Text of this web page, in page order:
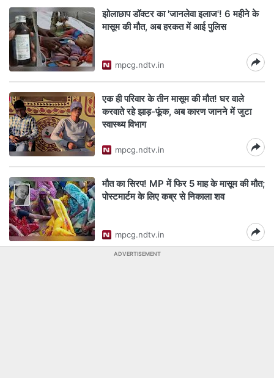
झोलाछाप डॉक्टर का 'जानलेवा इलाज'! 6 महीने के
मासूम की मौत, अब हरकत में आई पुलिस
mpcg.ndtv.in
एक ही परिवार के तीन मासूम की मौत! घर वाले
करवाते रहे झाड़-फूंक, अब कारण जानने में जुटा
स्वास्थ्य विभाग
mpcg.ndtv.in
मौत का सिरप! MP में फिर 5 माह के मासूम की मौत;
पोस्टमार्टम के लिए कब्र से निकाला शव
mpcg.ndtv.in
ADVERTISEMENT